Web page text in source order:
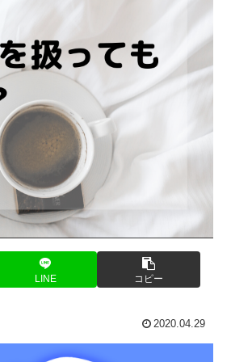
LINE コピー
2020.04.29